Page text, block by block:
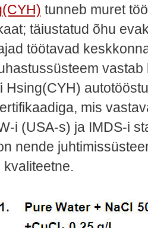
tunneb muret
täiustatud õhu
töötavad
Hsing(CYH)
mis
i (USA-s) ja IMDS-i
nende
kvaliteetne.